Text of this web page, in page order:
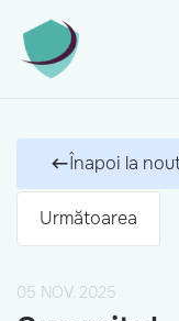
Înapoi la
Următoarea
05 NOV. 2025